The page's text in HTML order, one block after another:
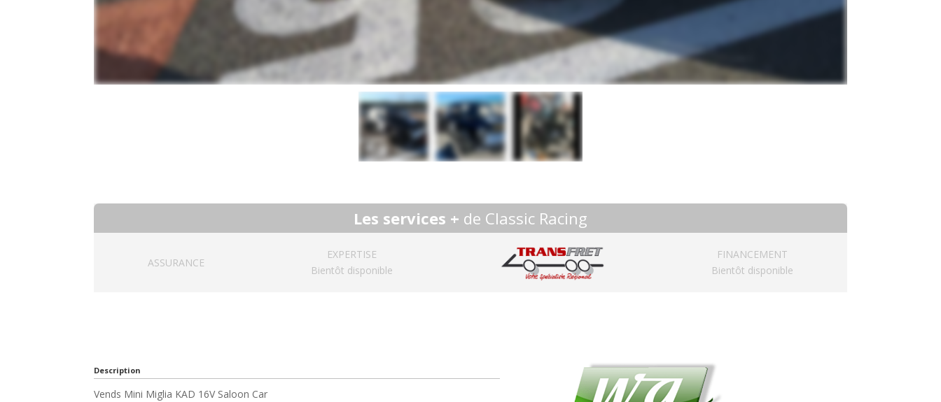
Les services + de Classic Racing
ASSURANCE
EXPERTISE
Bientôt disponible
FINANCEMENT
Bientôt disponible
Description
Vends Mini Miglia KAD 16V Saloon Car